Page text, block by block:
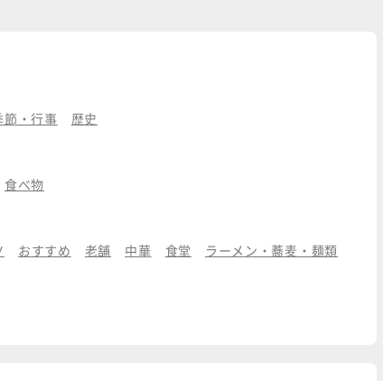
節・行事 歴史
食べ物
おすすめ 老舗 中華 食堂 ラーメン・蕎麦・麺類